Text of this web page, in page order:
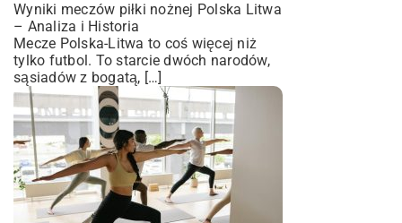
Wyniki meczów piłki nożnej Polska Litwa
– Analiza i Historia
Mecze Polska-Litwa to coś więcej niż
tylko futbol. To starcie dwóch narodów,
sąsiadów z bogatą, […]